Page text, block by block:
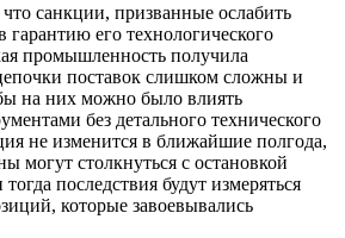
санкции, призванные ослабить
гарантию его технологического
промышленность получила
поставок слишком сложны и
на них можно было влиять
без детального технического
не изменится в ближайшие полгода,
могут столкнуться с остановкой
последствия будут измеряться
которые завоевывались